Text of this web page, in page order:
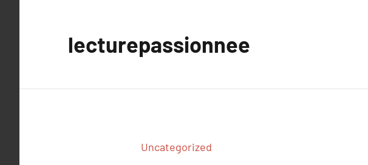
lecturepassionnee
Uncategorized